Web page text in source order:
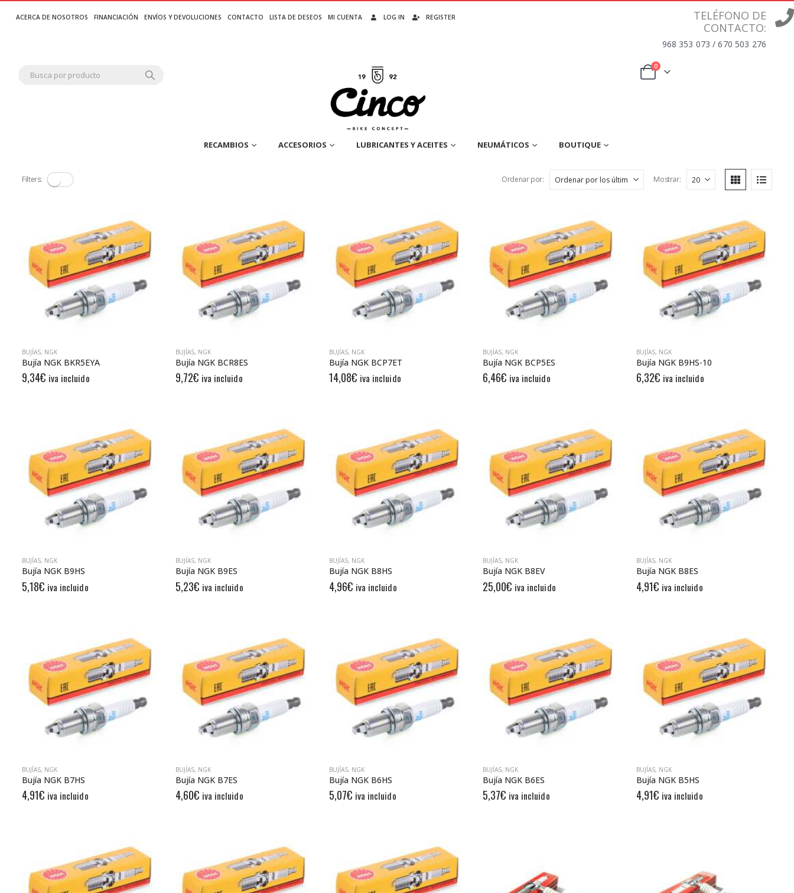
ACERCA DE NOSOTROS FINANCIACIÓN ENVÍOS Y DEVOLUCIONES CONTACTO LISTA DE DESEOS MI CUENTA LOG IN REGISTER
TELÉFONO DE
CONTACTO:
968 353 073 / 670 503 276
0
RECAMBIOS ACCESORIOS LUBRICANTES Y ACEITES NEUMÁTICOS BOUTIQUE
Filters: Ordenar por: Mostrar:
BUJÍAS, NGK
Bujía NGK BKR5EYA
9,34€ iva incluido
BUJÍAS, NGK
Bujía NGK BCR8ES
9,72€ iva incluido
BUJÍAS, NGK
Bujía NGK BCP7ET
14,08€ iva incluido
BUJÍAS, NGK
Bujía NGK BCP5ES
6,46€ iva incluido
BUJÍAS, NGK
Bujía NGK B9HS-10
6,32€ iva incluido
BUJÍAS, NGK
Bujía NGK B9HS
5,18€ iva incluido
BUJÍAS, NGK
Bujía NGK B9ES
5,23€ iva incluido
BUJÍAS, NGK
Bujía NGK B8HS
4,96€ iva incluido
BUJÍAS, NGK
Bujía NGK B8EV
25,00€ iva incluido
BUJÍAS, NGK
Bujía NGK B8ES
4,91€ iva incluido
BUJÍAS, NGK
Bujía NGK B7HS
4,91€ iva incluido
BUJÍAS, NGK
Bujía NGK B7ES
4,60€ iva incluido
BUJÍAS, NGK
Bujía NGK B6HS
5,07€ iva incluido
BUJÍAS, NGK
Bujía NGK B6ES
5,37€ iva incluido
BUJÍAS, NGK
Bujía NGK B5HS
4,91€ iva incluido